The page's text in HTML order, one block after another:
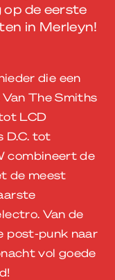
de eerste
in Merleyn!
die een
The Smiths
LCD
D.C. tot
combineert de
de meest
Van de
post-punk naar
vol goede